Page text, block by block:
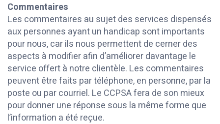
Commentaires
Les commentaires au sujet des services dispensés
aux personnes ayant un handicap sont importants
pour nous, car ils nous permettent de cerner des
aspects à modifier afin d’améliorer davantage le
service offert à notre clientèle. Les commentaires
peuvent être faits par téléphone, en personne, par la
poste ou par courriel. Le CCPSA fera de son mieux
pour donner une réponse sous la même forme que
l’information a été reçue.